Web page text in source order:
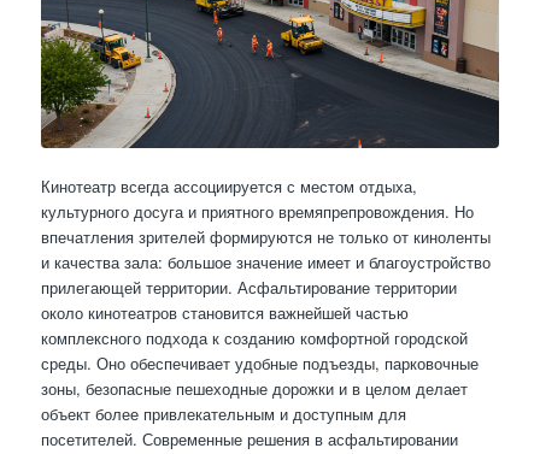
Кинотеатр всегда ассоциируется с местом отдыха,
культурного досуга и приятного времяпрепровождения. Но
впечатления зрителей формируются не только от киноленты
и качества зала: большое значение имеет и благоустройство
прилегающей территории. Асфальтирование территории
около кинотеатров становится важнейшей частью
комплексного подхода к созданию комфортной городской
среды. Оно обеспечивает удобные подъезды, парковочные
зоны, безопасные пешеходные дорожки и в целом делает
объект более привлекательным и доступным для
посетителей. Современные решения в асфальтировании